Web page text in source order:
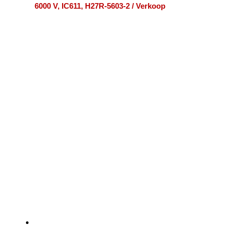
6000 V, IC611, H27R-5603-2 / Verkoop